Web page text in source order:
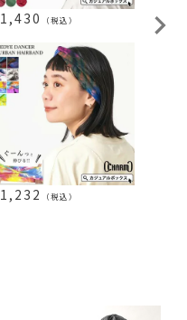
1,430 （税込） ¥
1,232 （税込）